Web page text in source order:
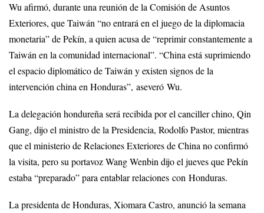
Wu afirmó, durante una reunión de la Comisión de Asuntos
Exteriores, que Taiwán “no entrará en el juego de la diplomacia
monetaria” de Pekín, a quien acusa de “reprimir constantemente a
Taiwán en la comunidad internacional”. “China está suprimiendo
el espacio diplomático de Taiwán y existen signos de la
intervención china en Honduras”, aseveró Wu.
La delegación hondureña será recibida por el canciller chino, Qin
Gang, dijo el ministro de la Presidencia, Rodolfo Pastor, mientras
que el ministerio de Relaciones Exteriores de China no confirmó
la visita, pero su portavoz Wang Wenbin dijo el jueves que Pekín
estaba “preparado” para entablar relaciones con Honduras.
La presidenta de Honduras, Xiomara Castro, anunció la semana